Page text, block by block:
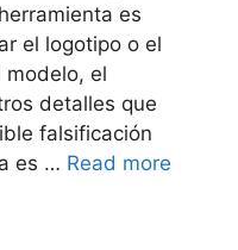
es
el logotipo o el
modelo, el
detalles que
falsificación
es … Read more